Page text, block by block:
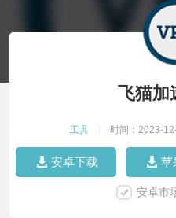
飞猫
工具 时间：2023-
安卓下载 苹
安卓市